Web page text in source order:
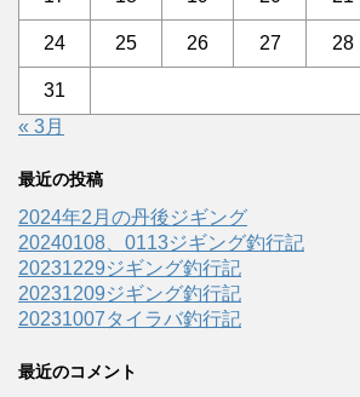
24 25 26 27 28
31
« 3月
最近の投稿
2024年2月の丹後ジギング
20240108、0113ジギング釣行記
20231229ジギング釣行記
20231209ジギング釣行記
20231007タイラバ釣行記
最近のコメント